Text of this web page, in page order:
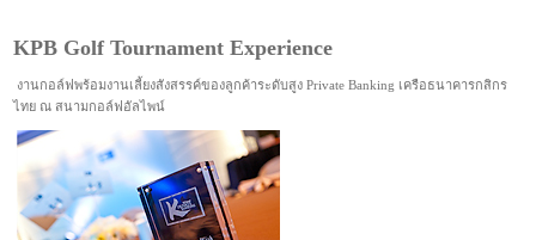
KPB Golf Tournament Experience
งานกอล์ฟพร้อมงานเลี้ยงสังสรรค์ของลูกค้าระดับสูง Private Banking เครือธนาคารกสิกร
ไทย ณ สนามกอล์ฟอัลไพน์